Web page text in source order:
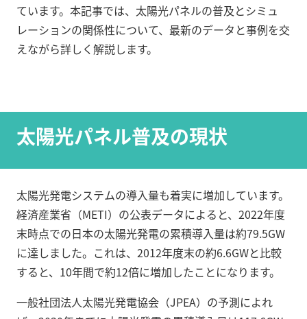
ています。本記事では、太陽光パネルの普及とシミュ
レーションの関係性について、最新のデータと事例を交
えながら詳しく解説します。
太陽光パネル普及の現状
太陽光発電システムの導入量も着実に増加しています。
経済産業省（METI）の公表データによると、2022年度
末時点での日本の太陽光発電の累積導入量は約79.5GW
に達しました。これは、2012年度末の約6.6GWと比較
すると、10年間で約12倍に増加したことになります。
一般社団法人太陽光発電協会（JPEA）の予測によれ